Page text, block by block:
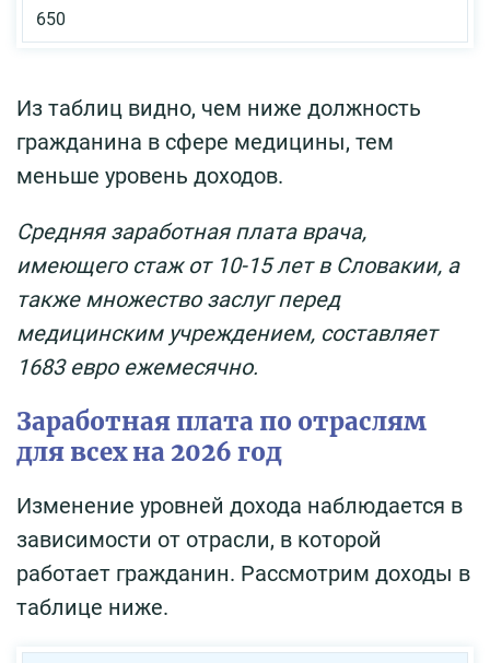
650
Из таблиц видно, чем ниже должность
гражданина в сфере медицины, тем
меньше уровень доходов.
Средняя заработная плата врача,
имеющего стаж от 10-15 лет в Словакии, а
также множество заслуг перед
медицинским учреждением, составляет
1683 евро ежемесячно.
Заработная плата по отраслям
для всех на 2026 год
Изменение уровней дохода наблюдается в
зависимости от отрасли, в которой
работает гражданин. Рассмотрим доходы в
таблице ниже.